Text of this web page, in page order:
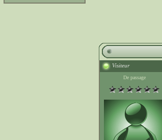
Visiteur
De passage